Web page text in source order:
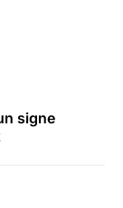
signe